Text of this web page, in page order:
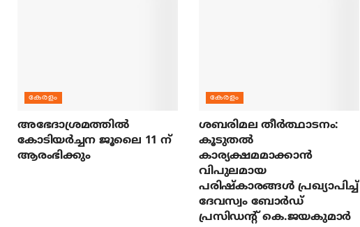
കേരളം
അഭേദാശ്രമത്തില്‍
കോടിയര്‍ച്ചന ജൂലൈ 11 ന്
ആരംഭിക്കും
കേരളം
ശബരിമല തീര്‍ത്ഥാടനം:
കൂടുതല്‍
കാര്യക്ഷമമാക്കാന്‍
വിപുലമായ
പരിഷ്‌കാരങ്ങള്‍ പ്രഖ്യാപിച്ച്
ദേവസ്വം ബോര്‍ഡ്
പ്രസിഡന്റ് കെ.ജയകുമാര്‍